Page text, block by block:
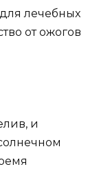
лечебных
от ожогов
и